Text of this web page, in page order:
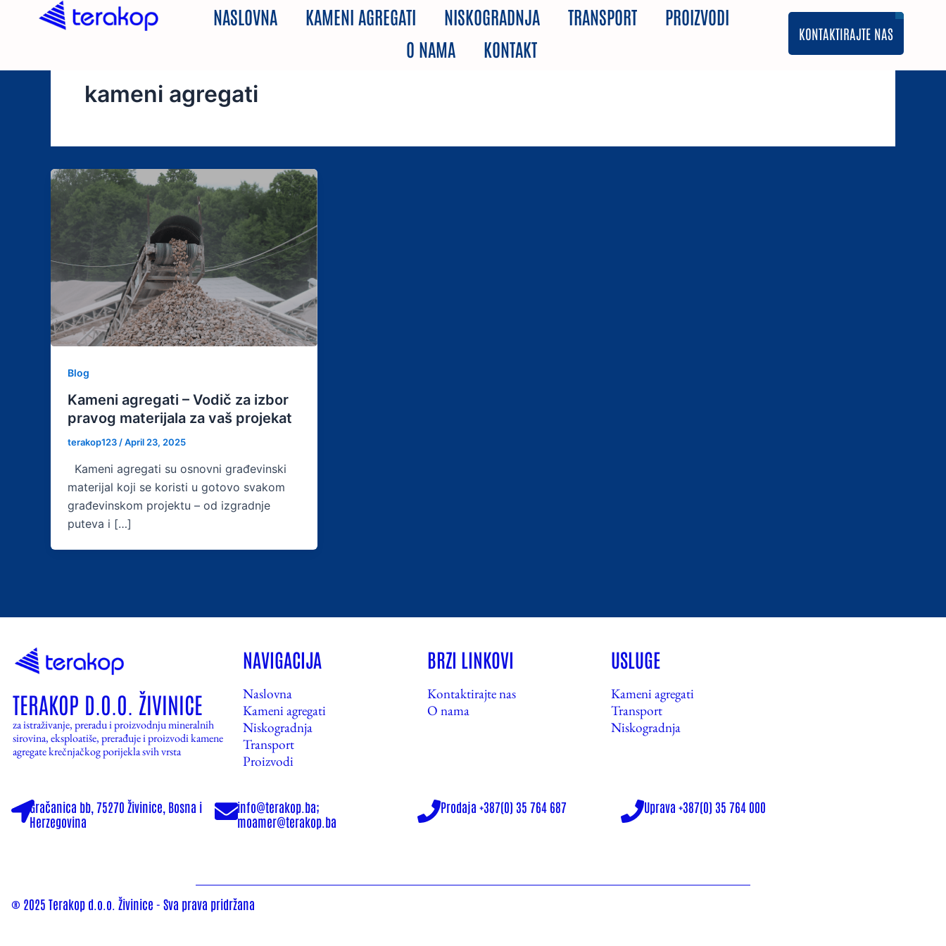
NASLOVNA KAMENI AGREGATI NISKOGRADNJA TRANSPORT
PROIZVODI
O NAMA
KONTAKT
KONTAKTIRAJTE NAS
kameni agregati
Blog
Kameni agregati – Vodič za izbor
pravog materijala za vaš projekat
terakop123 /April 23, 2025
Kameni agregati su osnovni građevinski
materijal koji se koristi u gotovo svakom
građevinskom projektu – od izgradnje
puteva i […]
TERAKOP D.O.O. ŽIVINICE
za istraživanje, preradu i proizvodnju mineralnih
sirovina, eksploatiše, prerađuje i proizvodi kamene
agregate krečnjačkog porijekla svih vrsta
NAVIGACIJA
Naslovna
Kameni agregati
Niskogradnja
Transport
Proizvodi
BRZI LINKOVI
Kontaktirajte nas
O nama
USLUGE
Kameni agregati
Transport
Niskogradnja
Gračanica bb, 75270 Živinice, Bosna i
Herzegovina
info@terakop.ba;
moamer@terakop.ba
Prodaja +387(0) 35 764 687 Uprava +387(0) 35 764 000
® 2025 Terakop d.o.o. Živinice - Sva prava pridržana